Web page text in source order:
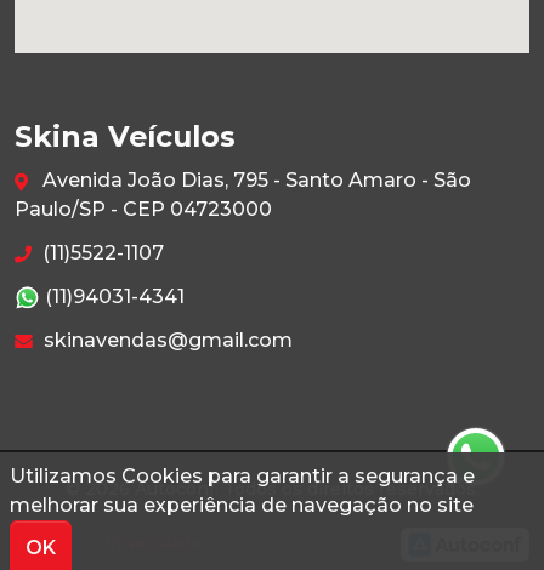
Utilizamos Cookies para garantir a segurança e
melhorar sua experiência de navegação no site
OK
Skina Veículos
Avenida João Dias, 795 - Santo Amaro - São
Paulo/SP - CEP 04723000
(11)5522-1107
(11)94031-4341
skinavendas@gmail.com
© 2026 Autoconf. Todos os direitos reservados.
Termos